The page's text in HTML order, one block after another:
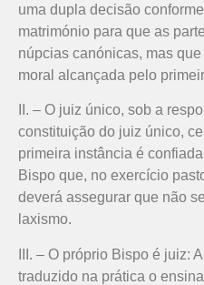
uma dupla decisão
matrimónio para que as
núpcias canónicas, mas
moral alcançada pelo
II. – O juiz único, sob a
constituição do juiz único,
primeira instância é
Bispo que, no exercício
deverá assegurar que não
laxismo.
III. – O próprio Bispo é juiz:
traduzido na prática o